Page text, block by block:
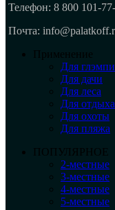
Телефон: 8 800 101-
Почта:
Применение
Для
Для дачи
Для леса
Для отдыха
Для охоты
Для пляжа
ПОПУЛЯРНОЕ
2-местные
3-местные
4-местные
5-местные